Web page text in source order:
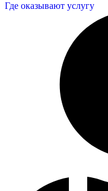
Где оказывают услугу